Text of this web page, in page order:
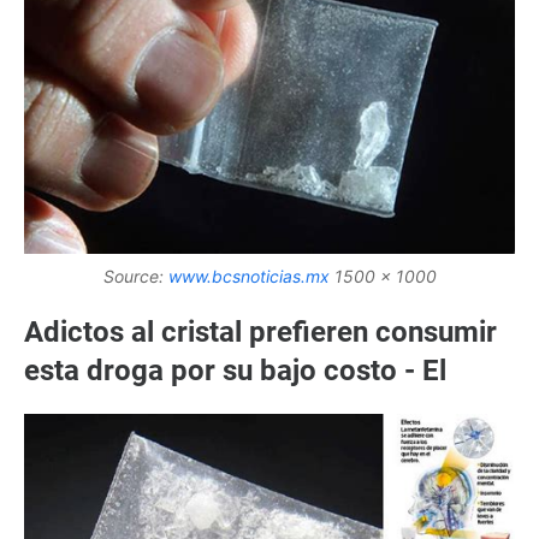
Source: www.bcsnoticias.mx1500 x 1000
Adictos al cristal prefieren consumir
esta droga por su bajo costo - El